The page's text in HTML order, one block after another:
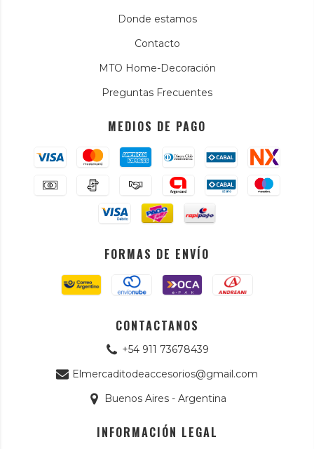
Donde estamos
Contacto
MTO Home-Decoración
Preguntas Frecuentes
MEDIOS DE PAGO
FORMAS DE ENVÍO
CONTACTANOS
+54 911 73678439
Elmercaditodeaccesorios@gmail.com
Buenos Aires - Argentina
INFORMACIÓN LEGAL